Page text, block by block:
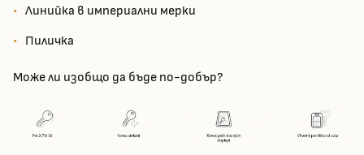
Линийка в империални мерки
Пиличка
Може ли изобщо да бъде по-добър?